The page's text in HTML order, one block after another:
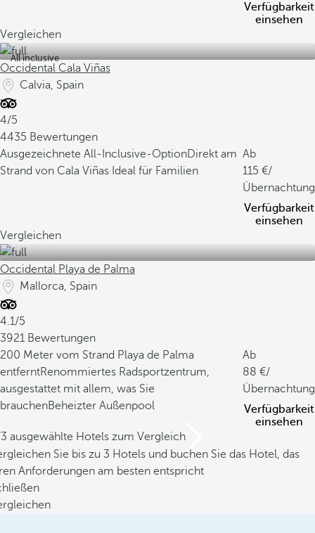
Verfügbarkeit
einsehen
Vergleichen
All inclusive
Occidental Cala Viñas
Calvia, Spain
4/5
4435 Bewertungen
Ausgezeichnete All-Inclusive-OptionDirekt am
Strand von Cala Viñas Ideal für Familien
Ab
115
/
Übernachtung
Verfügbarkeit
einsehen
Vergleichen
Occidental Playa de Palma
Mallorca, Spain
4.1/5
3921 Bewertungen
200 Meter vom Strand Playa de Palma
entferntRenommiertes Radsportzentrum,
ausgestattet mit allem, was Sie
brauchenBeheizter Außenpool
Ab
88
/
Übernachtung
Verfügbarkeit
einsehen
ausgewählte Hotels zum Vergleich
Sie bis zu 3 Hotels und buchen Sie das Hotel, das
Anforderungen am besten entspricht